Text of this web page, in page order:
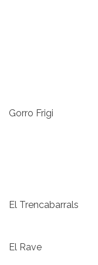
Gorro Frigi
El Trencabarrals
El Rave